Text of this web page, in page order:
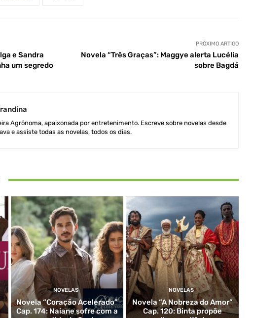
e Sandra
um segredo
PRÓXIMO ARTIGO
Novela “Três Graças”: Maggye alerta Lucélia
sobre Bagdá
Agrônoma, apaixonada por entretenimento. Escreve sobre novelas desde
e assiste todas as novelas, todos os dias.
NOVELAS
Novela “Coração Acelerado”
Cap. 174: Naiane sofre com a
NOVELAS
Novela “A Nobreza do Amor”
Cap. 120: Binta propõe